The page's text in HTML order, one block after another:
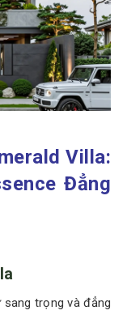
Villa:
Đẳng
trọng và đẳng